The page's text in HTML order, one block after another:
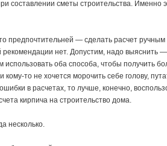
составлении сметы строительства. Именно
предпочтительней — сделать расчет
рекомендации нет. Допустим, надо выяснить
оба способа, чтобы получить
кому-то не хочется морочить себе голову,
в расчетах, то лучше, конечно,
кирпича на строительство дома.
несколько.